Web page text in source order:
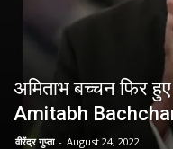
अमिताभ बच्चन फिर
Amitabh
वीरेंद्र गुप्ता - August 24, 2022